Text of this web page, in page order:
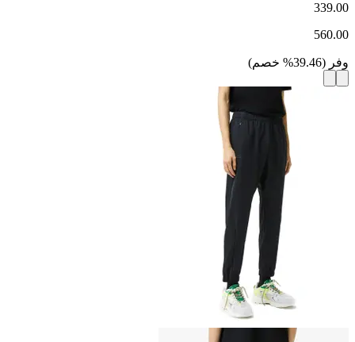
339.00
560.00
وفر (
39.46
% خصم)